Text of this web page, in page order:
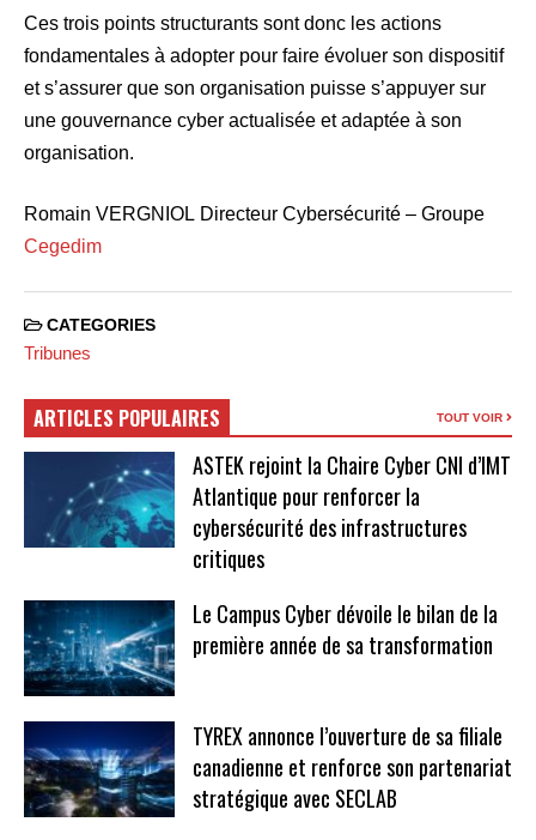
Ces trois points structurants sont donc les actions
fondamentales à adopter pour faire évoluer son dispositif
et s’assurer que son organisation puisse s’appuyer sur
une gouvernance cyber actualisée et adaptée à son
organisation.
Romain VERGNIOL Directeur Cybersécurité – Groupe
Cegedim
CATEGORIES
Tribunes
ARTICLES POPULAIRES TOUT VOIR
ASTEK rejoint la Chaire Cyber CNI d’IMT
Atlantique pour renforcer la
cybersécurité des infrastructures
critiques
Le Campus Cyber dévoile le bilan de la
première année de sa transformation
TYREX annonce l’ouverture de sa filiale
canadienne et renforce son partenariat
stratégique avec SECLAB